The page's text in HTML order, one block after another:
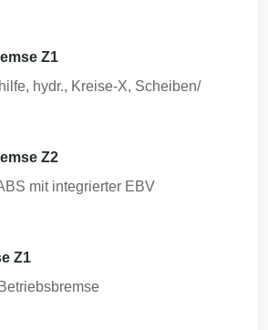
Z1
hydr., Kreise-X, Scheiben/
Z2
mit integrierter EBV
Z1